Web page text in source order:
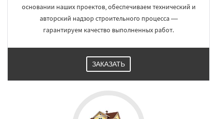
основании наших проектов, обеспечиваем технический и
авторский надзор строительного процесса —
гарантируем качество выполненных работ.
ЗАКАЗАТЬ